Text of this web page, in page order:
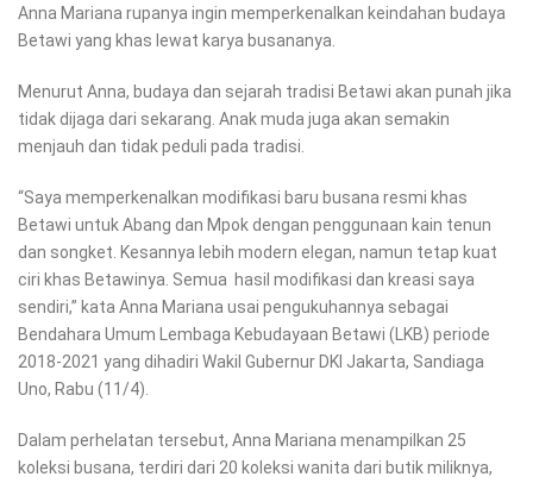
Anna Mariana rupanya ingin memperkenalkan keindahan budaya
Betawi yang khas lewat karya busananya.
Menurut Anna, budaya dan sejarah tradisi Betawi akan punah jika
tidak dijaga dari sekarang. Anak muda juga akan semakin
menjauh dan tidak peduli pada tradisi.
“Saya memperkenalkan modifikasi baru busana resmi khas
Betawi untuk Abang dan Mpok dengan penggunaan kain tenun
dan songket. Kesannya lebih modern elegan, namun tetap kuat
ciri khas Betawinya. Semua hasil modifikasi dan kreasi saya
sendiri,” kata Anna Mariana usai pengukuhannya sebagai
Bendahara Umum Lembaga Kebudayaan Betawi (LKB) periode
2018-2021 yang dihadiri Wakil Gubernur DKI Jakarta, Sandiaga
Uno, Rabu (11/4).
Dalam perhelatan tersebut, Anna Mariana menampilkan 25
koleksi busana, terdiri dari 20 koleksi wanita dari butik miliknya,